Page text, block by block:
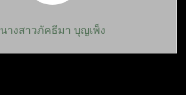
นางสาวภัคธีมา บุญเพ็ง